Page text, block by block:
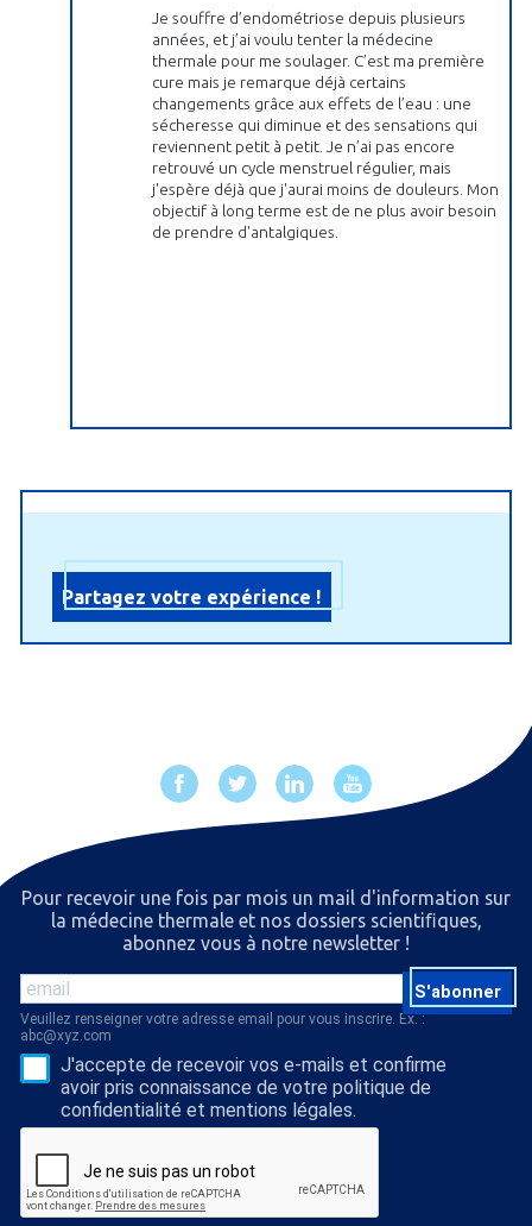
Je souffre d’endométriose depuis plusieurs
années, et j’ai voulu tenter la médecine
thermale pour me soulager. C’est ma première
cure mais je remarque déjà certains
changements grâce aux effets de l’eau : une
sécheresse qui diminue et des sensations qui
reviennent petit à petit. Je n’ai pas encore
retrouvé un cycle menstruel régulier, mais
j'espère déjà que j'aurai moins de douleurs. Mon
objectif à long terme est de ne plus avoir besoin
de prendre d'antalgiques.
Partagez votre expérience !
Pour recevoir une fois par mois un mail d'information sur
la médecine thermale et nos dossiers scientiﬁques,
abonnez vous à notre newsletter !
S'abonner
Veuillez renseigner votre adresse email pour vous inscrire. Ex. :
abc@xyz.com
J'accepte de recevoir vos e-mails et confirme
avoir pris connaissance de votre politique de
confidentialité et mentions légales.